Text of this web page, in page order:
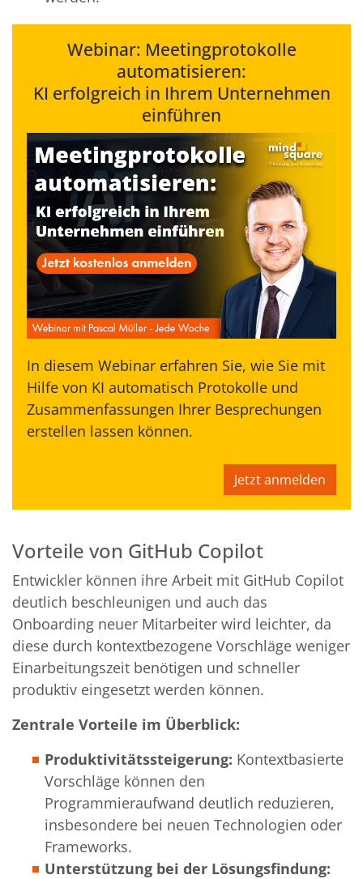
Webinar: Meetingprotokolle
automatisieren:
KI erfolgreich in Ihrem Unternehmen
einführen
In diesem Webinar erfahren Sie, wie Sie mit
Hilfe von KI automatisch Protokolle und
Zusammenfassungen Ihrer Besprechungen
erstellen lassen können.
Jetzt anmelden
Vorteile von GitHub Copilot
Entwickler können ihre Arbeit mit GitHub Copilot
deutlich beschleunigen und auch das
Onboarding neuer Mitarbeiter wird leichter, da
diese durch kontextbezogene Vorschläge weniger
Einarbeitungszeit benötigen und schneller
produktiv eingesetzt werden können.
Zentrale Vorteile im Überblick:
Produktivitätssteigerung: Kontextbasierte
Vorschläge können den
Programmieraufwand deutlich reduzieren,
insbesondere bei neuen Technologien oder
Frameworks.
Unterstützung bei der Lösungsfindung: